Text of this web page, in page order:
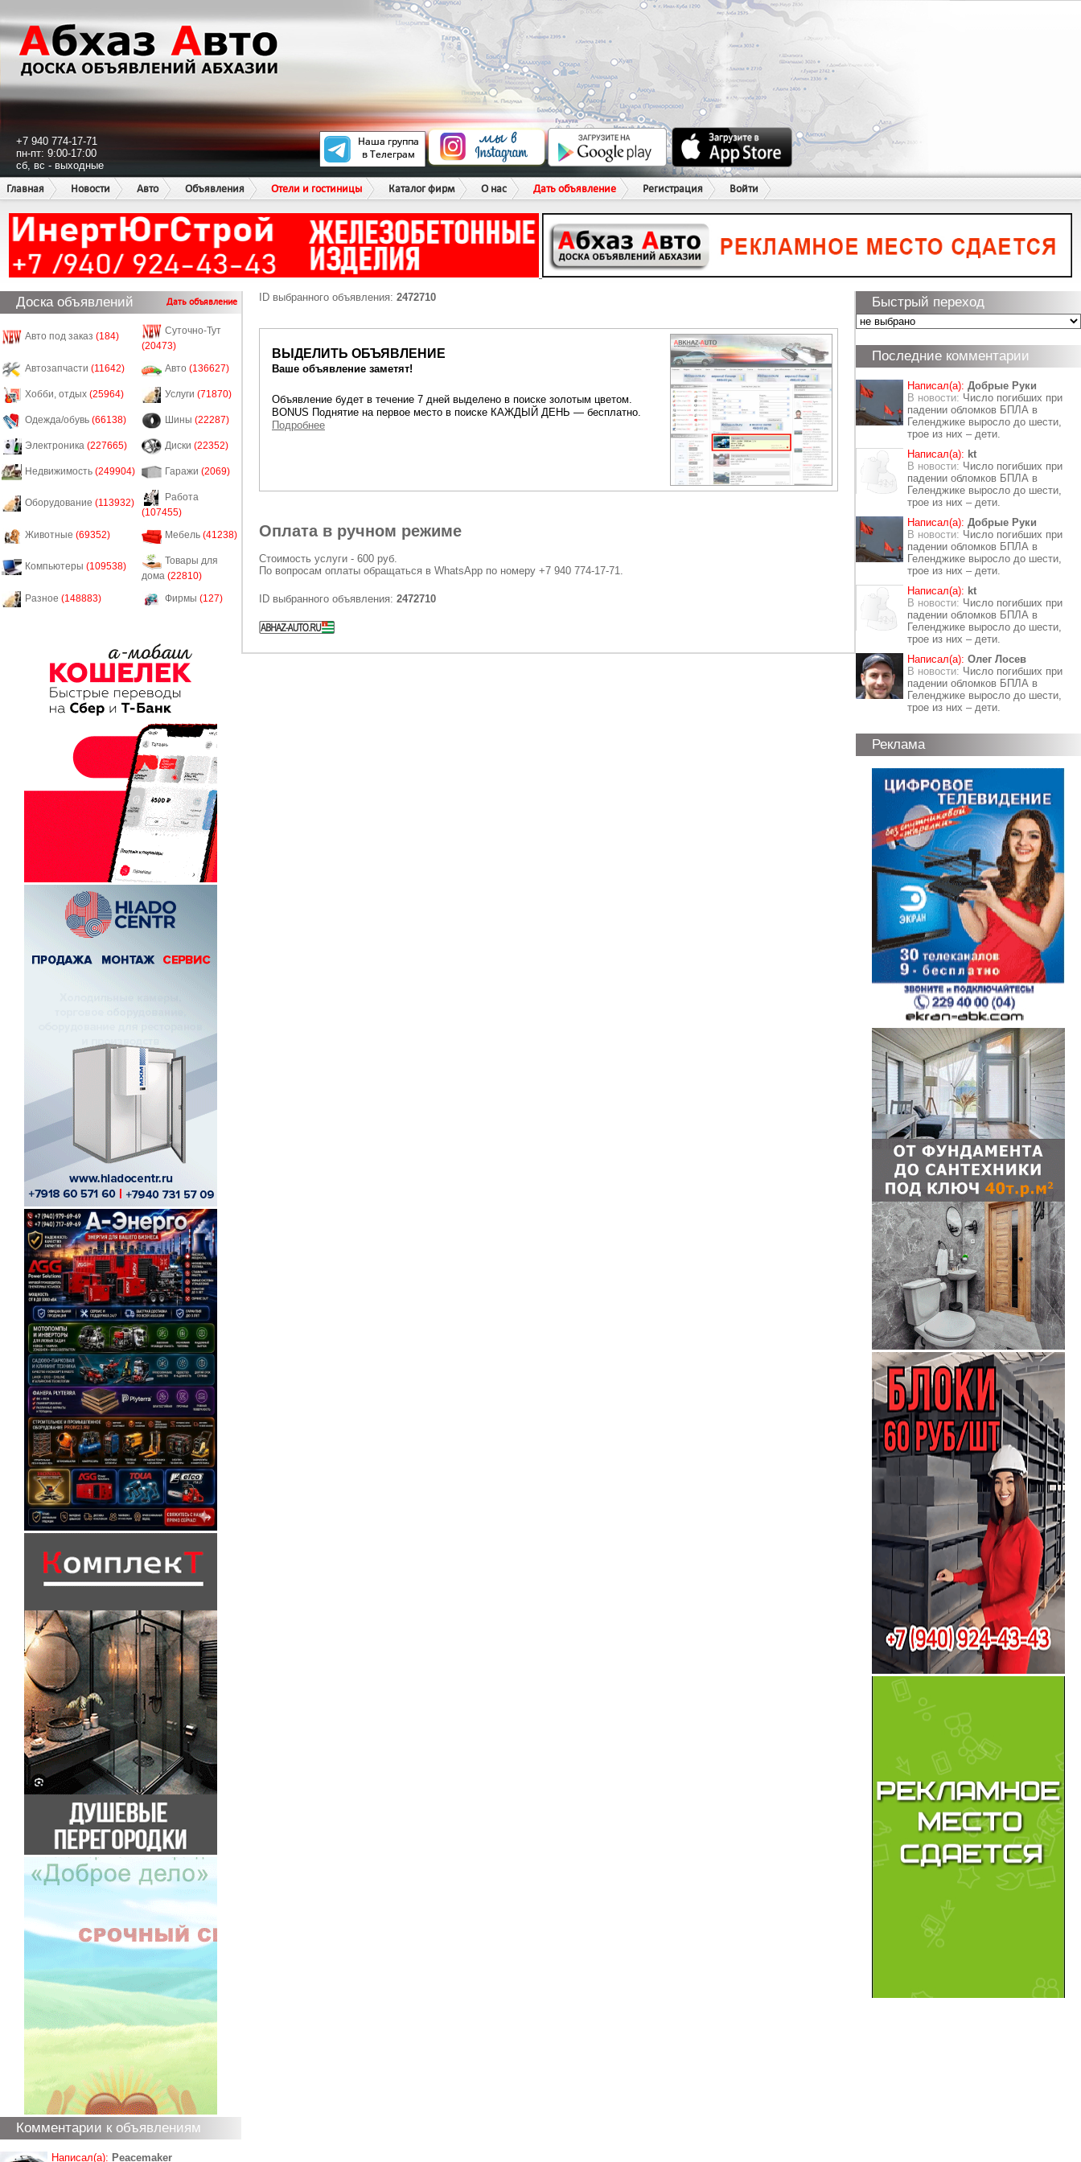
+7 940 774-17-71
пн-пт: 9:00-17:00
сб, вс - выходные
Главная
Новости Авто Объявления Отели и гостиницы Каталог фирм О нас Дать объявление Регистрация Войти
Доска объявлений Дать объявление
Авто под заказ (184)
Суточно-Тут
(20473)
Автозапчасти (11642) Авто (136627)
Хобби, отдых (25964) Услуги (71870)
Одежда/обувь (66138) Шины (22287)
Электроника (227665) Диски (22352)
Недвижимость (249904) Гаражи (2069)
Оборудование (113932)
Работа
(107455)
Животные (69352) Мебель (41238)
Компьютеры (109538)
Товары для
дома (22810)
Разное (148883) Фирмы (127)
Комментарии к объявлениям
Написал(а): Peacemaker
ID выбранного объявления: 2472710
ВЫДЕЛИТЬ ОБЪЯВЛЕНИЕ
Ваше объявление заметят!
Объявление будет в течение 7 дней выделено в поиске золотым цветом.
BONUS Поднятие на первое место в поиске КАЖДЫЙ ДЕНЬ — бесплатно.
Подробнее
Оплата в ручном режиме
Стоимость услуги - 600 руб.
По вопросам оплаты обращаться в WhatsApp по номеру +7 940 774-17-71.
ID выбранного объявления: 2472710
Быстрый переход
Последние комментарии
Написал(а): Добрые Руки
В новости: Число погибших при
падении обломков БПЛА в
Геленджике выросло до шести,
трое из них – дети.
Написал(а): kt
В новости: Число погибших при
падении обломков БПЛА в
Геленджике выросло до шести,
трое из них – дети.
Написал(а): Добрые Руки
В новости: Число погибших при
падении обломков БПЛА в
Геленджике выросло до шести,
трое из них – дети.
Написал(а): kt
В новости: Число погибших при
падении обломков БПЛА в
Геленджике выросло до шести,
трое из них – дети.
Написал(а): Олег Лосев
В новости: Число погибших при
падении обломков БПЛА в
Геленджике выросло до шести,
трое из них – дети.
Реклама